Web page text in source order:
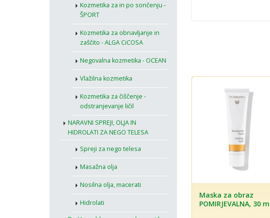
Kozmetika za in po sončenju -
ŠPORT
Kozmetika za obnavljanje in
zaščito - ALGA CiCOSA
Negovalna kozmetika - OCEAN
Vlažilna kozmetika
Kozmetika za čiščenje -
odstranjevanje ličil
NARAVNI SPREJI, OLJA IN
HIDROLATI ZA NEGO TELESA
Spreji za nego telesa
Masažna olja
Nosilna olja, macerati
Hidrolati
Maska za obraz
POMIRJEVALNA, 30 ml -
Dr. Hauschka
Maskara Long Lasting
8 ml - Dr. Hauschka